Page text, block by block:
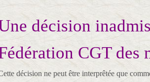
décision
CGT des
décision ne peut être interprêtée que